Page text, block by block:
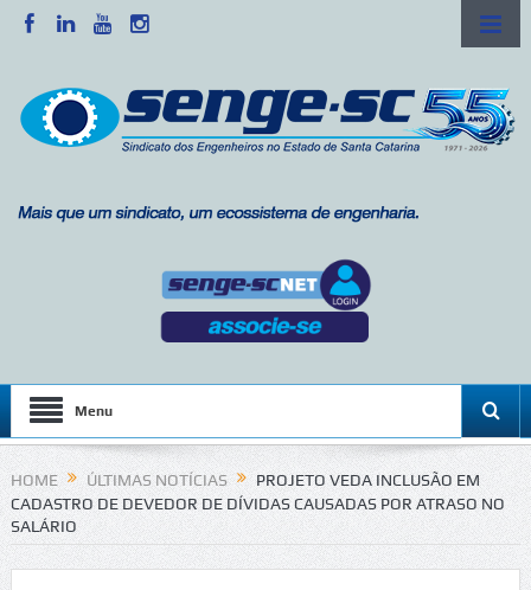
Menu
HOME ÚLTIMAS NOTÍCIAS
PROJETO VEDA INCLUSÃO EM
CADASTRO DE DEVEDOR DE DÍVIDAS CAUSADAS POR ATRASO NO
SALÁRIO